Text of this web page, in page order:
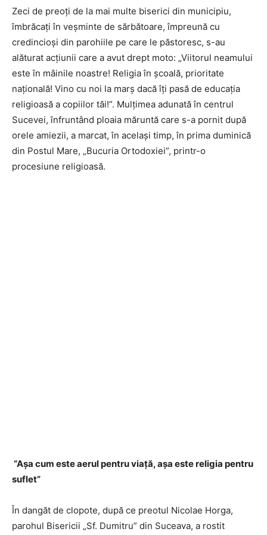
Zeci de preoţi de la mai multe biserici din municipiu,
îmbrăcaţi în veşminte de sărbătoare, împreună cu
credincioşi din parohiile pe care le păstoresc, s-au
alăturat acţiunii care a avut drept moto: „Viitorul neamului
este în mâinile noastre! Religia în şcoală, prioritate
naţională! Vino cu noi la marş dacă îţi pasă de educaţia
religioasă a copiilor tăi!”. Mulţimea adunată în centrul
Sucevei, înfruntând ploaia măruntă care s-a pornit după
orele amiezii, a marcat, în acelaşi timp, în prima duminică
din Postul Mare, „Bucuria Ortodoxiei”, printr-o
procesiune religioasă.
“Aşa cum este aerul pentru viaţă, aşa este religia pentru
suflet”
În dangăt de clopote, după ce preotul Nicolae Horga,
parohul Bisericii „Sf. Dumitru” din Suceava, a rostit